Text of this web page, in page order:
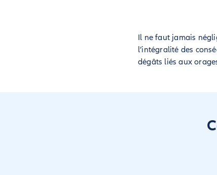
Il ne faut jamais
l’intégralité des
dégâts liés aux